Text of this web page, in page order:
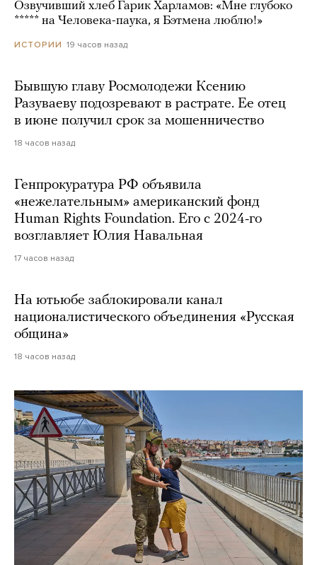
Озвучивший хлеб Гарик Харламов: «Мне глубоко
***** на Человека-паука, я Бэтмена люблю!»
ИСТОРИИ 19 часов назад
Бывшую главу Росмолодежи Ксению
Разуваеву подозревают в растрате. Ее отец
в июне получил срок за мошенничество
18 часов назад
Генпрокуратура РФ объявила
«нежелательным» американский фонд
Human Rights Foundation. Его с 2024-го
возглавляет Юлия Навальная
17 часов назад
На ютьюбе заблокировали канал
националистического объединения «Русская
община»
18 часов назад